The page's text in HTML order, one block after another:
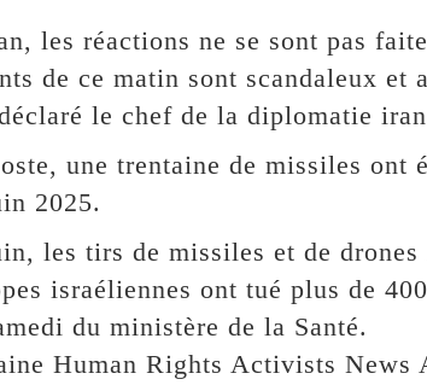
les réactions ne se sont pas
de ce matin sont scandaleux et
le chef de la diplomatie
une trentaine de missiles ont
2025.
les tirs de missiles et de
israéliennes ont tué plus de
du ministère de la Santé.
Human Rights Activists